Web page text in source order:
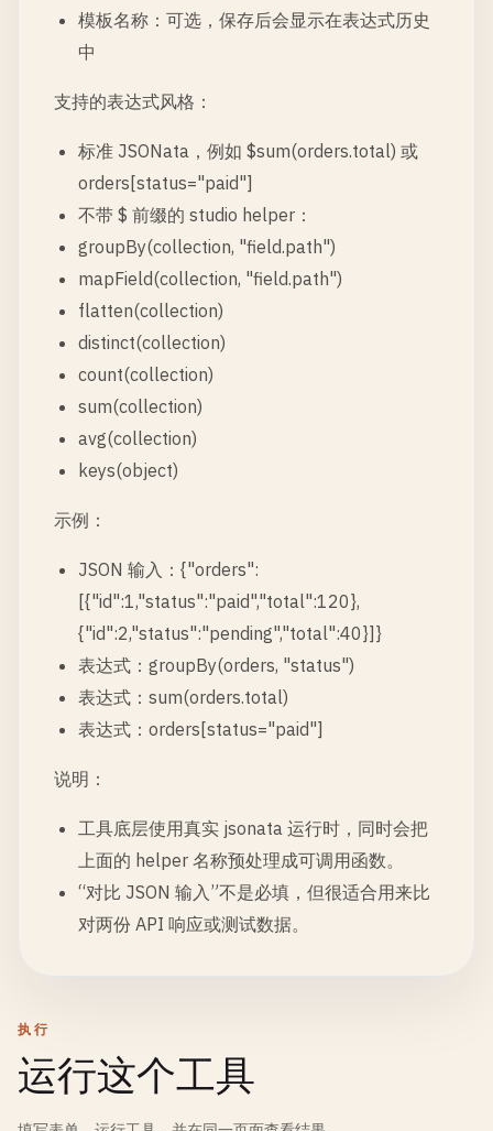
模板名称：可选，保存后会显示在表达式历史
中
支持的表达式风格：
标准 JSONata，例如 $sum(orders.total) 或
orders[status="paid"]
不带 $ 前缀的 studio helper：
groupBy(collection, "field.path")
mapField(collection, "field.path")
flatten(collection)
distinct(collection)
count(collection)
sum(collection)
avg(collection)
keys(object)
示例：
JSON 输入：{"orders":
[{"id":1,"status":"paid","total":120},
{"id":2,"status":"pending","total":40}]}
表达式：groupBy(orders, "status")
表达式：sum(orders.total)
表达式：orders[status="paid"]
说明：
工具底层使用真实 jsonata 运行时，同时会把
上面的 helper 名称预处理成可调用函数。
“对比 JSON 输入”不是必填，但很适合用来比
对两份 API 响应或测试数据。
执行
运行这个工具